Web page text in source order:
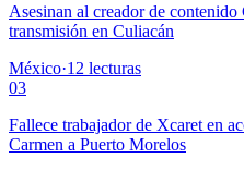
Asesinan al creador de contenido
transmisión en Culiacán
México·12 lecturas
03
Fallece trabajador de Xcaret en
Carmen a Puerto Morelos